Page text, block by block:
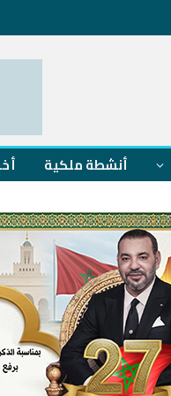
أنشطة ملكية